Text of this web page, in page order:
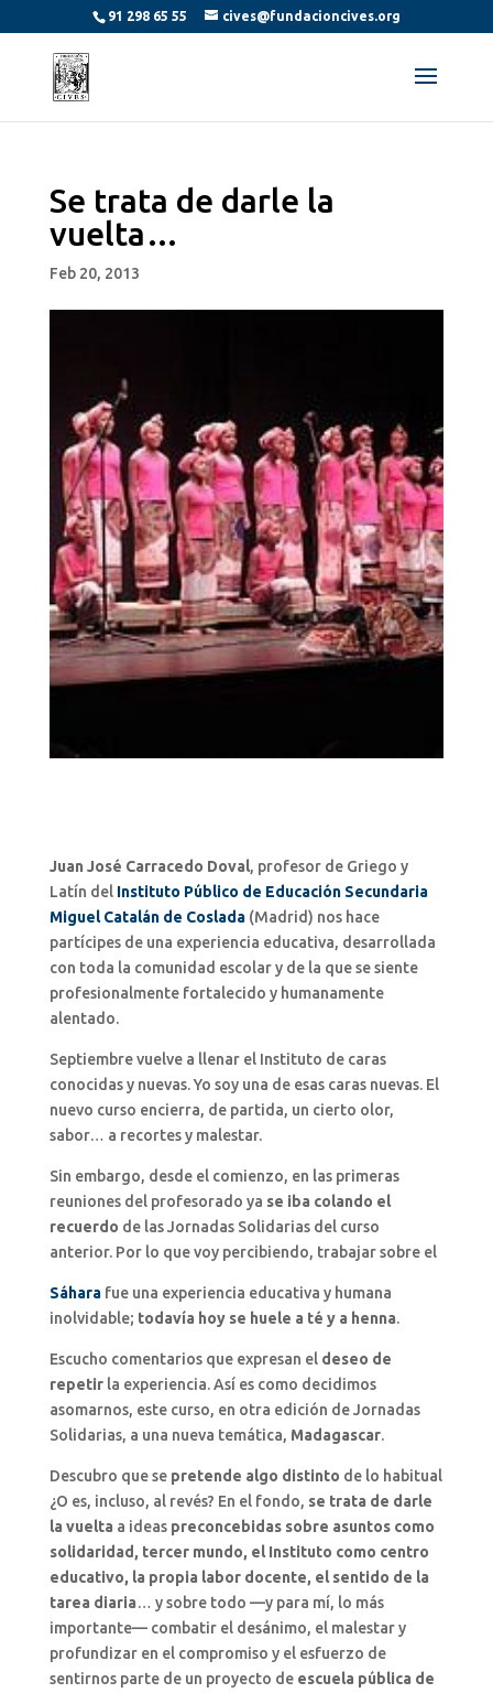
91 298 65 55 cives@fundacioncives.org
Se trata de darle la
vuelta…
Feb 20, 2013
Juan José Carracedo Doval, profesor de Griego y
Latín del Instituto Público de Educación Secundaria
Miguel Catalán de Coslada (Madrid) nos hace
partícipes de una experiencia educativa, desarrollada
con toda la comunidad escolar y de la que se siente
profesionalmente fortalecido y humanamente
alentado.
Septiembre vuelve a llenar el Instituto de caras
conocidas y nuevas. Yo soy una de esas caras nuevas. El
nuevo curso encierra, de partida, un cierto olor,
sabor… a recortes y malestar.
Sin embargo, desde el comienzo, en las primeras
reuniones del profesorado ya se iba colando el
recuerdo de las Jornadas Solidarias del curso
anterior. Por lo que voy percibiendo, trabajar sobre el
Sáhara fue una experiencia educativa y humana
inolvidable; todavía hoy se huele a té y a henna.
Escucho comentarios que expresan el deseo de
repetir la experiencia. Así es como decidimos
asomarnos, este curso, en otra edición de Jornadas
Solidarias, a una nueva temática, Madagascar.
Descubro que se pretende algo distinto de lo habitual
¿O es, incluso, al revés? En el fondo, se trata de darle
la vuelta a ideas preconcebidas sobre asuntos como
solidaridad, tercer mundo, el Instituto como centro
educativo, la propia labor docente, el sentido de la
tarea diaria… y sobre todo —y para mí, lo más
importante— combatir el desánimo, el malestar y
profundizar en el compromiso y el esfuerzo de
sentirnos parte de un proyecto de escuela pública de